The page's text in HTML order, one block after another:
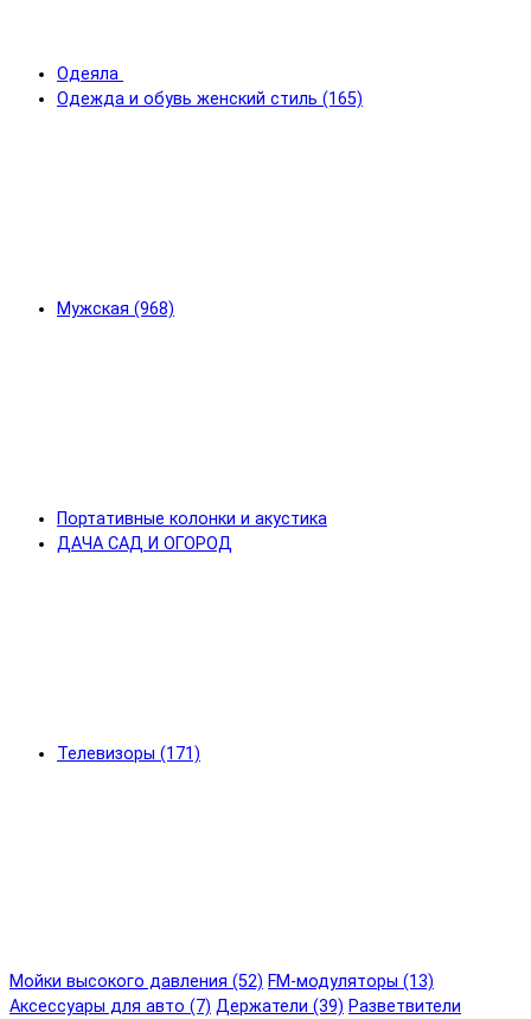
Одеяла
Одежда и обувь женский стиль (165)
Мужская (968)
Портативные колонки и акустика
ДАЧА САД И ОГОРОД
Телевизоры (171)
Мойки высокого давления (52) FM-модуляторы (13)
Аксессуары для авто (7) Держатели (39) Разветвители